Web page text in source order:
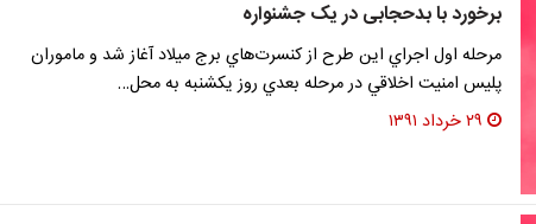
برخورد با بدحجابی در یک جشنواره
مرحله اول اجراي اين طرح از كنسرت‌هاي برج ميلاد آغاز شد و ماموران
پليس امنيت اخلاقي در مرحله بعدي روز يكشنبه به محل…
۲۹ خرداد ۱۳۹۱